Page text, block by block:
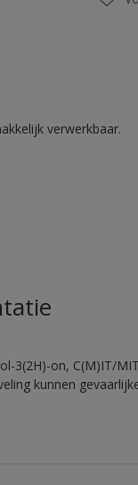
verwerkbaar.
3(2H)-on, C(M)IT/
kunnen